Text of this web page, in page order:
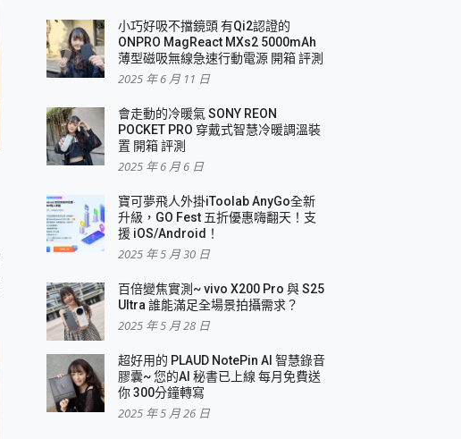
小巧好吸不擋鏡頭 有Qi2認證的
ONPRO MagReact MXs2 5000mAh
薄型磁吸無線急速行動電源 開箱 評測
2025 年 6 月 11 日
會走動的冷暖氣 SONY REON
POCKET PRO 穿戴式智慧冷暖調溫裝
置 開箱 評測
2025 年 6 月 6 日
寶可夢飛人外掛iToolab AnyGo全新
升級，GO Fest 五折優惠嗨翻天！支
援 iOS/Android！
2025 年 5 月 30 日
百倍變焦實測~ vivo X200 Pro 與 S25
Ultra 誰能滿足全場景拍攝需求？
2025 年 5 月 28 日
超好用的 PLAUD NotePin AI 智慧錄音
膠囊~ 您的AI 秘書已上線 每月免費送
你 300分鐘轉寫
2025 年 5 月 26 日